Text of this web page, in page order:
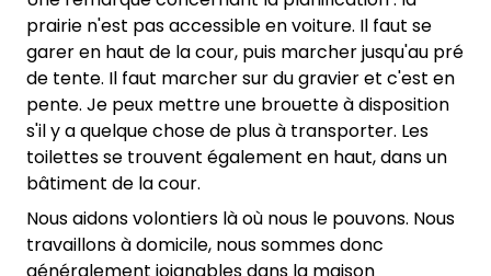
prairie n'est pas accessible en voiture. Il faut se
garer en haut de la cour, puis marcher jusqu'au pré
de tente. Il faut marcher sur du gravier et c'est en
pente. Je peux mettre une brouette à disposition
s'il y a quelque chose de plus à transporter. Les
toilettes se trouvent également en haut, dans un
bâtiment de la cour.
Nous aidons volontiers là où nous le pouvons. Nous
travaillons à domicile, nous sommes donc